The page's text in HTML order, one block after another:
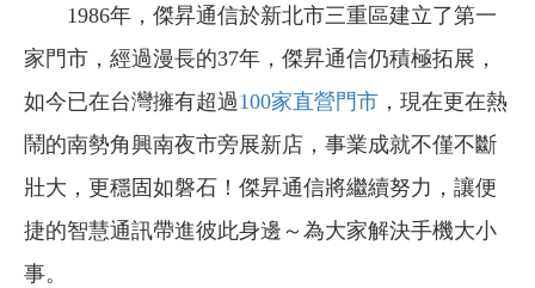
1986年，傑昇通信於新北市三重區建立了第一
家門市，經過漫長的37年，傑昇通信仍積極拓展，
如今已在台灣擁有超過100家直營門市 ，現在更在熱
鬧的南勢角興南夜市旁展新店，事業成就不僅不斷
壯大，更穩固如磐石！傑昇通信將繼續努力，讓便
捷的智慧通訊帶進彼此身邊～為大家解決手機大小
事。